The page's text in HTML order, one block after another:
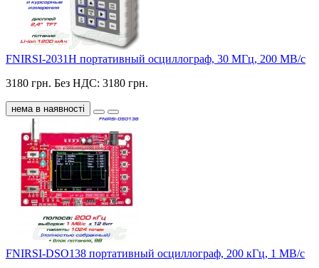
FNIRSI-2031H портативный осциллограф, 30 МГц, 200 МВ/с
3180 грн. Без НДС: 3180 грн.
нема в наявності
FNIRSI-DSO138 портативный осциллограф, 200 кГц, 1 МВ/с